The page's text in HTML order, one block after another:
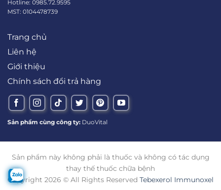
Hotline: 0985.72.9595
MST: 0104478739
Trang chủ
Liên hệ
Giới thiệu
Chính sách đổi trả hàng
Sản phẩm cùng công ty: DuoVital
Sản phẩm này không phải là thuốc và không có tác dụng
thay thế thuốc chữa bệnh
Copyright 2026 © All Rights Reserved Tebexerol Immunoxel